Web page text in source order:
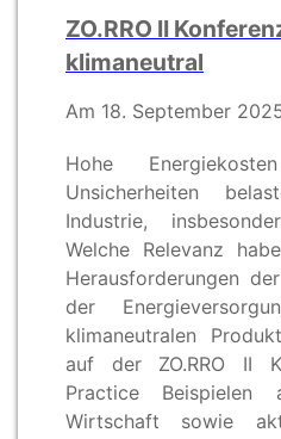
ZO.RRO II
klimaneutral
Am 18. September
Hohe
Unsicherheiten
Industrie,
Welche Relevanz
Herausforderungen
der
klimaneutralen
auf der ZO.RRO II
Practice Beispielen
Wirtschaft sowie